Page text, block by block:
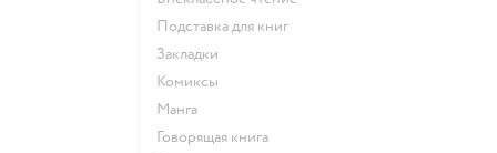
подставка для книг
закладки
комиксы
манга
говорящая книга